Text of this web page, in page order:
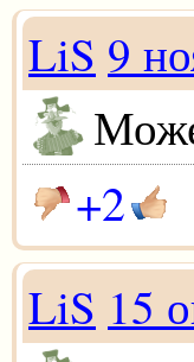
LiS 9
+2
LiS 15